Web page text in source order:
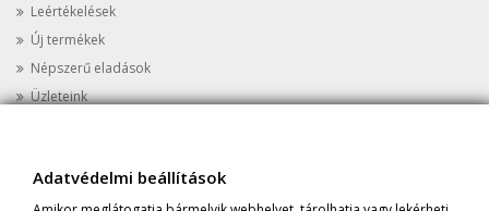
Leértékelések
Új termékek
Népszerű eladások
Üzleteink
AZ ÜZLETRŐL
Adatvédelmi beállítások